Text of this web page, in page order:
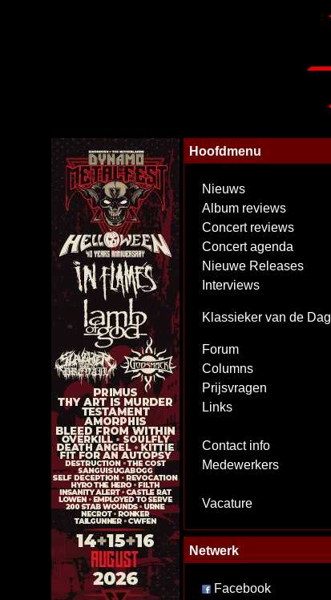
Hoofdmenu
Nieuws
Album reviews
Concert reviews
Concert agenda
Nieuwe Releases
Interviews
Klassieker van de Dag
Forum
Columns
Prijsvragen
Links
Contact info
Medewerkers
Vacature
Netwerk
Facebook